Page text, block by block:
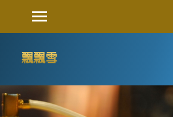
飄飄雪